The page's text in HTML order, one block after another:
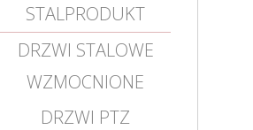
STALPRODUKT
DRZWI STALOWE
WZMOCNIONE
DRZWI PTZ